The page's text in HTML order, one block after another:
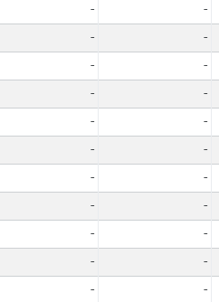
- -
- -
- -
- -
- -
- -
- -
- -
- -
- -
- -